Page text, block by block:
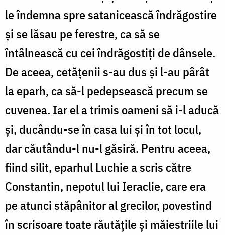
le îndemna spre satanicească îndrăgostire
și se lăsau pe ferestre, ca să se
întâlnească cu cei îndrăgostiți de dânsele.
De aceea, cetățenii s-au dus și l-au pârât
la eparh, ca să-l pedepsească precum se
cuvenea. Iar el a trimis oameni să i-l aducă
și, ducându-se în casa lui și în tot locul,
dar căutându-l nu-l găsiră. Pentru aceea,
fiind silit, eparhul Luchie a scris către
Constantin, nepotul lui Ieraclie, care era
pe atunci stăpânitor al grecilor, povestind
în scrisoare toate răutățile și măiestriile lui